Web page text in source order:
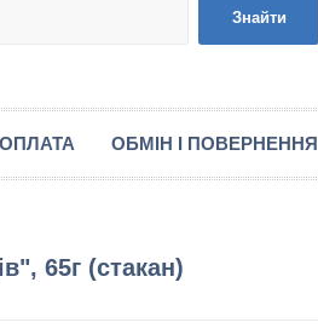
Знайти
ОБМІН І ПОВЕРНЕННЯ
65г (стакан)